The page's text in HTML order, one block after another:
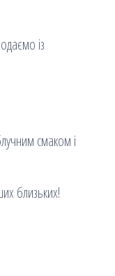
із
смаком і
близьких!